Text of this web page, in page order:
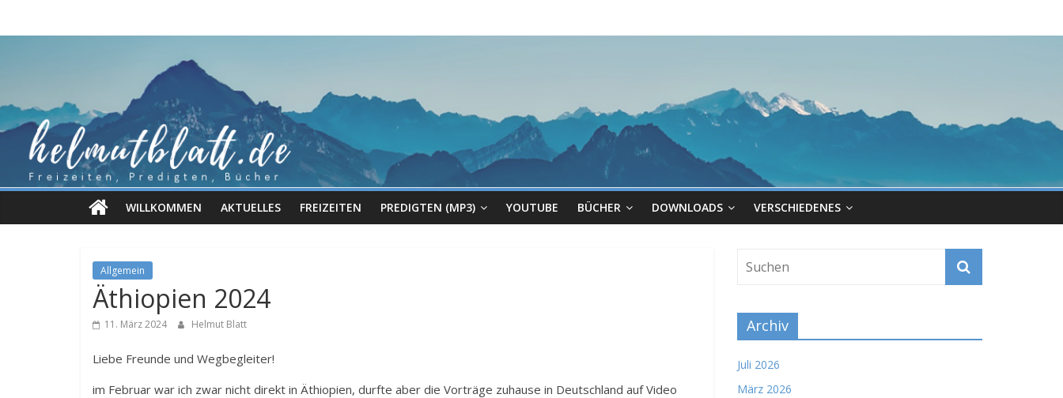
WILLKOMMEN AKTUELLES FREIZEITEN PREDIGTEN (MP3) YOUTUBE BÜCHER DOWNLOADS VERSCHIEDENES
Allgemein
Äthiopien 2024
11. März 2024 Helmut Blatt
Liebe Freunde und Wegbegleiter!
im Februar war ich zwar nicht direkt in Äthiopien, durfte aber die Vorträge zuhause in Deutschland auf Video
Archiv
Juli 2026
März 2026